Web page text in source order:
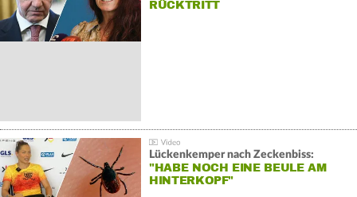
RÜCKTRITT
Lückenkemper nach Zeckenbiss:
"HABE NOCH EINE BEULE AM
HINTERKOPF"